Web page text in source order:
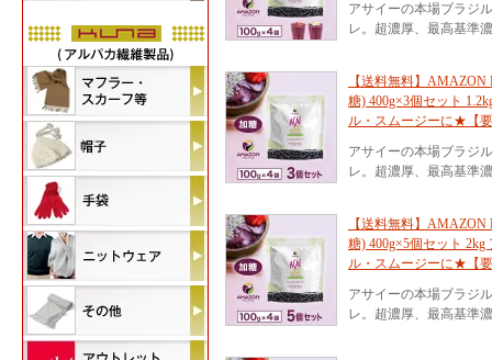
アサイーの本場ブラジ
レ。超濃厚、最高基準
【送料無料】
糖) 400g×3個セット
ル・スムージーに★【
アサイーの本場ブラジ
レ。超濃厚、最高基準
【送料無料】
糖) 400g×5個セット
ル・スムージーに★【
アサイーの本場ブラジ
レ。超濃厚、最高基準